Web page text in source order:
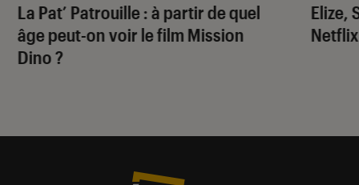
La Pat’ Patrouille: à partir de quel
âge peut-on voir le film Mission
Dino?
Elize,